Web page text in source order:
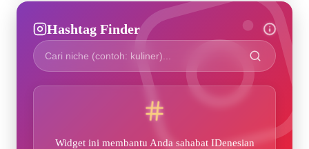
Hashtag Finder
Widget ini membantu Anda sahabat IDenesian